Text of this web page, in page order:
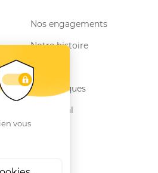
Nos engagements
Notre histoire
Le Club
Nos marques
Le Journal